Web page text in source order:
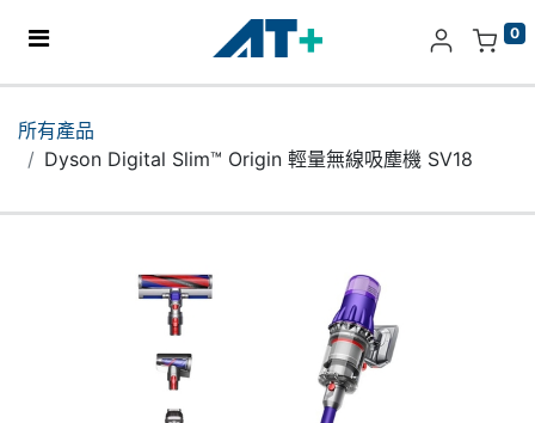
0
產品
所有產品
Dyson Digital Slim™ Origin 輕量無線吸塵機 SV18